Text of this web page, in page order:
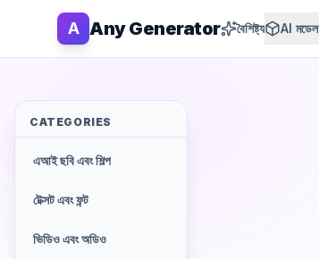
A Any Generator বৈশিষ্ট্য AI মডেল
CATEGORIES
এআই ছবি এবং শিল্প
টেক্সট এবং ফন্ট
ভিডিও এবং অডিও